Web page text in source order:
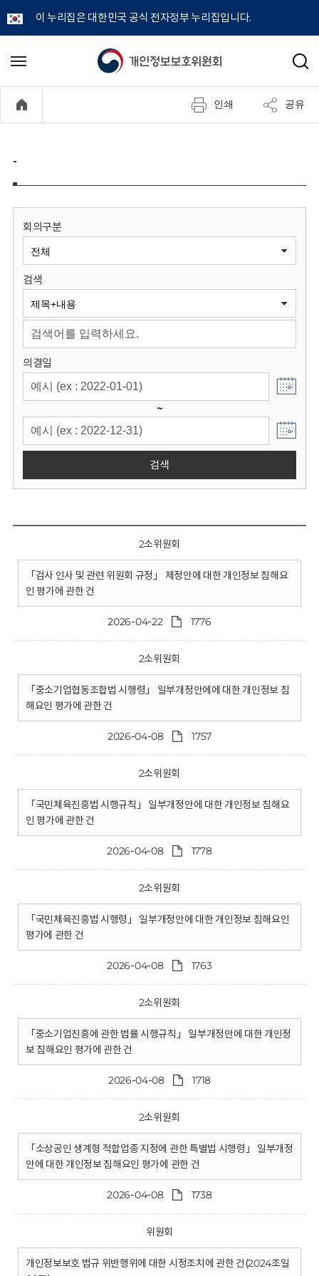
이 누리집은 대한민국 공식 전자정부 누리집입니다.
개
정
보
원
회
메
기
검
인쇄 공유
-
회의구분
검색
의결일
~
검색
2소위원회
「검사 인사 및 관련 위원회 규정」 제정안에 대한 개인정보 침해요
인 평가에 관한 건
2026-04-22 1776
2소위원회
「중소기업협동조합법 시행령」 일부개정안에에 대한 개인정보 침
해요인 평가에 관한 건
2026-04-08 1757
2소위원회
「국민체육진흥법 시행규칙」 일부개정안에 대한 개인정보 침해요
인 평가에 관한 건
2026-04-08 1778
2소위원회
「국민체육진흥법 시행령」 일부개정안에 대한 개인정보 침해요인
평가에 관한 건
2026-04-08 1763
2소위원회
「중소기업진흥에 관한 법률 시행규칙」 일부개정안에 대한 개인정
보 침해요인 평가에 관한 건
2026-04-08 1718
2소위원회
「소상공인 생계형 적합업종 지정에 관한 특별법 시행령」 일부개정
안에 대한 개인정보 침해요인 평가에 관한 건
2026-04-08 1738
위원회
개인정보보호 법규 위반행위에 대한 시정조치에 관한 건(2024조일